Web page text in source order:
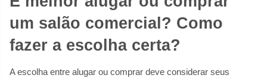
um salão comercial? Como
fazer a escolha certa?
A escolha entre alugar ou comprar deve considerar seus